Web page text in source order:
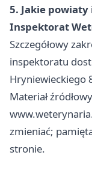
5. Jakie
Inspektorat
Szczegółowy
inspektoratu
Hryniewieckiego
Materiał
zmieniać;
stronie.